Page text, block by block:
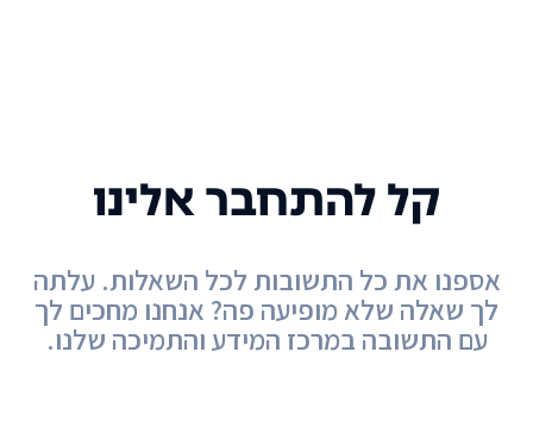
קל להתחבר אלינו
אספנו את כל התשובות לכל השאלות. עלתה
לך שאלה שלא מופיעה פה? אנחנו מחכים לך
עם התשובה במרכז המידע והתמיכה שלנו.